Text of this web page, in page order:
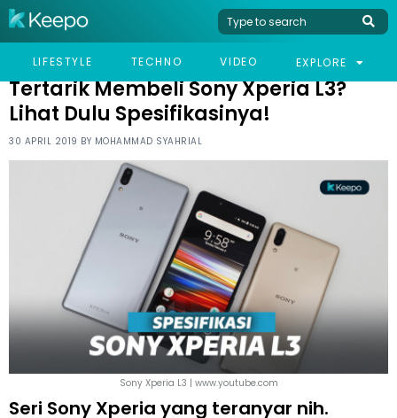
LIFESTYLE TECHNO VIDEO EXPLORE
HOME TECHNO TERTARIK MEMBELI SONY XPERIA L3? LIHAT DULU SPESIFIKASINYA!
Tertarik Membeli Sony Xperia L3?
Lihat Dulu Spesifikasinya!
30 APRIL 2019 BY MOHAMMAD SYAHRIAL
Sony Xperia L3 | www.youtube.com
Seri Sony Xperia yang teranyar nih.